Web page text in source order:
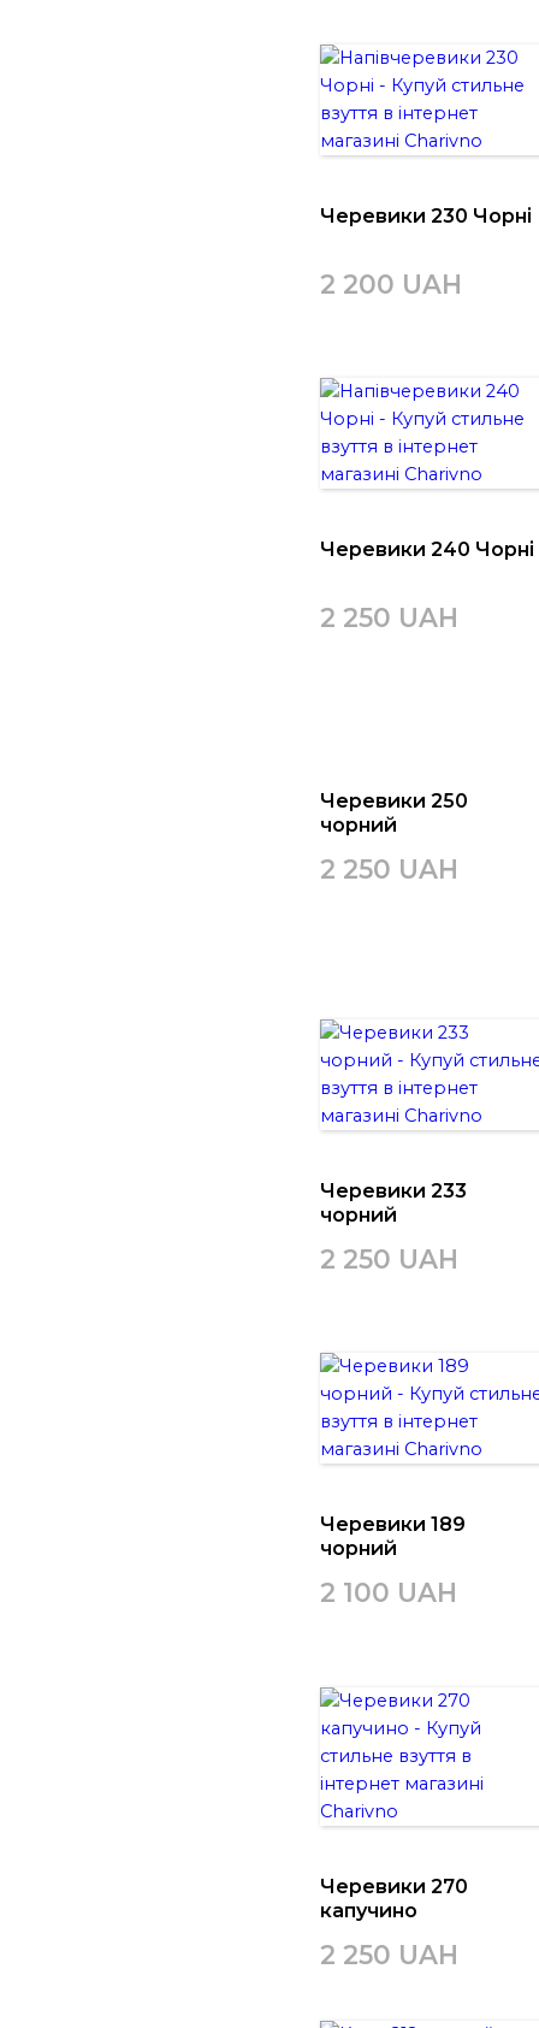
Черевики 230 Чорні
2 200 UAH
Черевики 240 Чорні
2 250 UAH
Черевики 250
чорний
2 250 UAH
Черевики 233
чорний
2 250 UAH
Черевики 189
чорний
2 100 UAH
Черевики 270
капучино
2 250 UAH